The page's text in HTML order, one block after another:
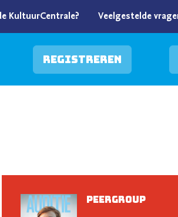
KultuurCentrale? Veelgestelde
Registreren
Peergroup